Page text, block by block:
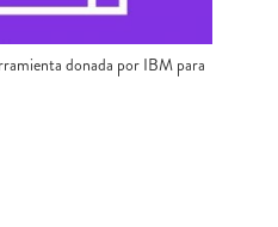
donada por IBM para